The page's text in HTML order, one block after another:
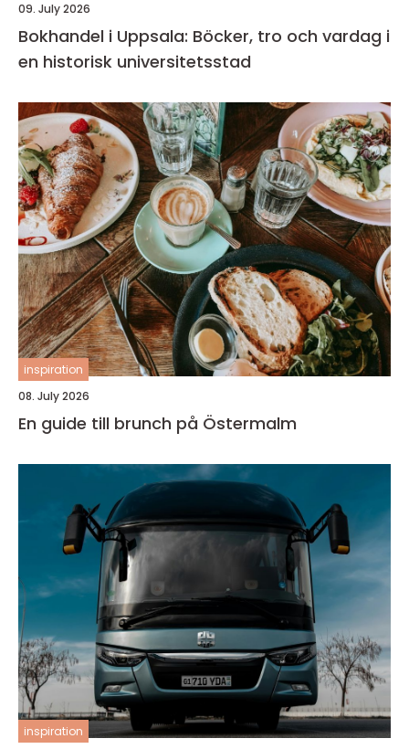
09. July 2026
Bokhandel i Uppsala: Böcker, tro och vardag i
en historisk universitetsstad
inspiration
08. July 2026
En guide till brunch på Östermalm
inspiration